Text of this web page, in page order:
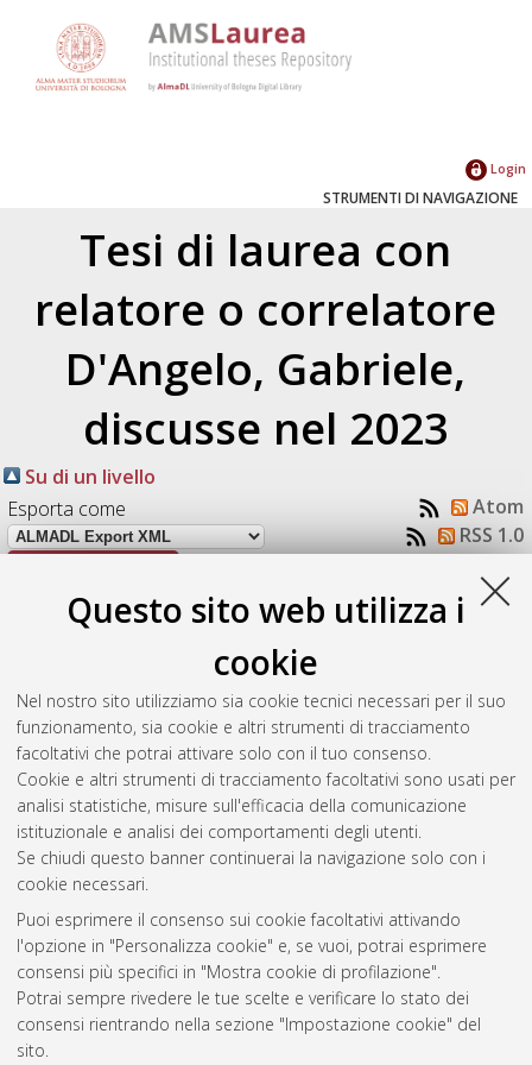
Questo sito web utilizza i
cookie
Nel nostro sito utilizziamo sia cookie tecnici necessari per il suo
funzionamento, sia cookie e altri strumenti di tracciamento
facoltativi che potrai attivare solo con il tuo consenso.
Cookie e altri strumenti di tracciamento facoltativi sono usati per
analisi statistiche, misure sull'efficacia della comunicazione
istituzionale e analisi dei comportamenti degli utenti.
Se chiudi questo banner continuerai la navigazione solo con i
cookie necessari.
Puoi esprimere il consenso sui cookie facoltativi attivando
l'opzione in "Personalizza cookie" e, se vuoi, potrai esprimere
consensi più specifici in "Mostra cookie di profilazione".
Potrai sempre rivedere le tue scelte e verificare lo stato dei
consensi rientrando nella sezione "Impostazione cookie" del
sito.
Login
STRUMENTI DI NAVIGAZIONE
Tesi di laurea con
relatore o correlatore
D'Angelo, Gabriele,
discusse nel 2023
Su di un livello
Esporta come
Atom
RSS 1.0
Raggruppa per:Autore della tesi | Tipologia della tesi
|
Numero di documenti:1.
Luzietti, Manuel(2023)Studio delle Botnet per mezzo di IDS.
[Laurea], Università di Bologna, Corso di Studio inIngegneria
e scienze informatiche [L-DM270] - Cesena
Questa lista e' stata generata ilFri Aug 7 15:33:36 2026 CEST
Atom
Rss 1.0
Rss 2.0